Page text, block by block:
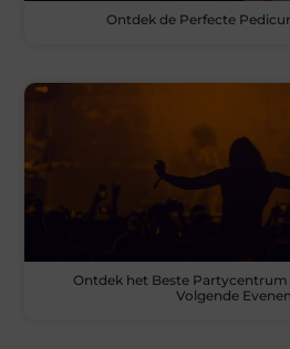
Ontdek de Perfecte
Ontdek het Beste
Volgende